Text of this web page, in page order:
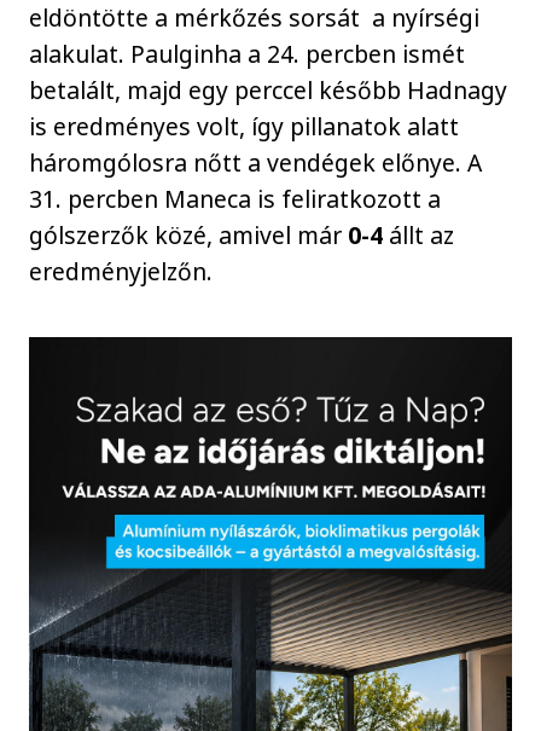
eldöntötte a mérkőzés sorsát a nyírségi
alakulat. Paulginha a 24. percben ismét
betalált, majd egy perccel később Hadnagy
is eredményes volt, így pillanatok alatt
háromgólosra nőtt a vendégek előnye. A
31. percben Maneca is feliratkozott a
gólszerzők közé, amivel már 0-4 állt az
eredményjelzőn.